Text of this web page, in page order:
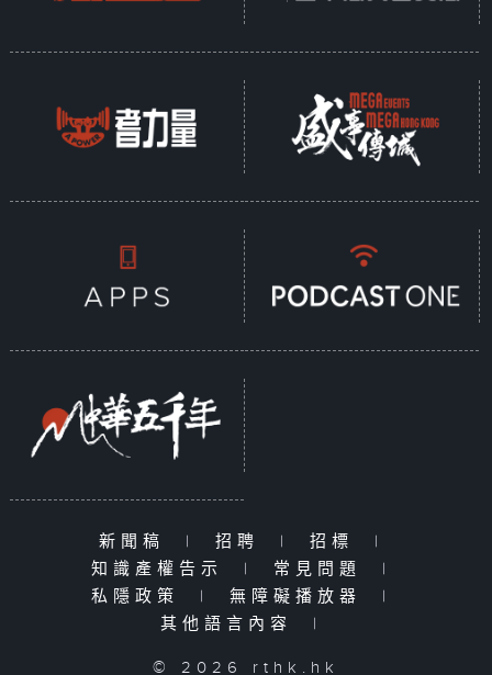
新聞稿 | 招聘 | 招標
|
知識產權告示
| 常見問題
|
私隱政策
| 無障礙播放器
|
其他語言內容
|
© 2026 rthk.hk